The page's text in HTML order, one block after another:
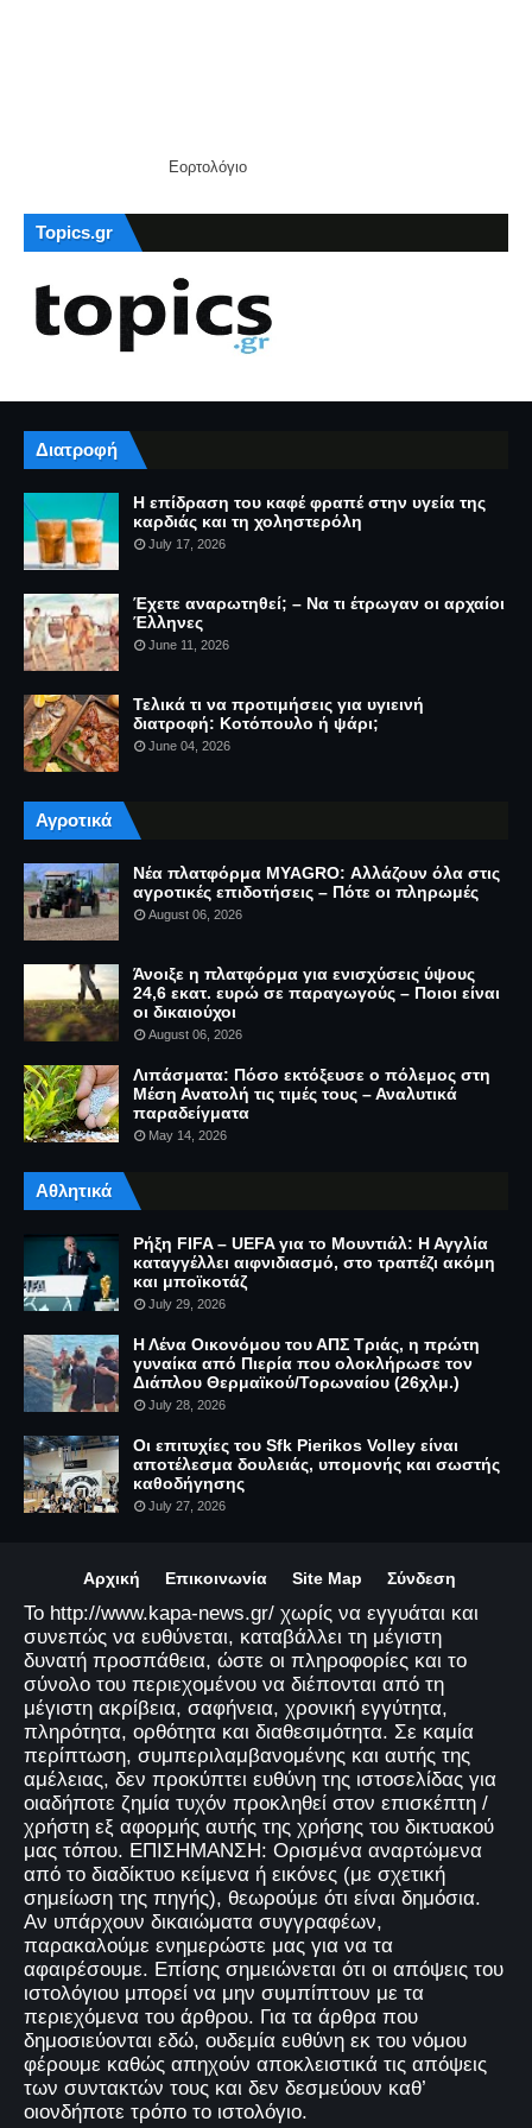
Εορτολόγιο
Topics.gr
Διατροφή
Η επίδραση του καφέ φραπέ στην υγεία της
καρδιάς και τη χοληστερόλη
July 17, 2026
Έχετε αναρωτηθεί; – Να τι έτρωγαν οι αρχαίοι
Έλληνες
June 11, 2026
Τελικά τι να προτιμήσεις για υγιεινή
διατροφή: Κοτόπουλο ή ψάρι;
June 04, 2026
Αγροτικά
Νέα πλατφόρμα MYAGRO: Αλλάζουν όλα στις
αγροτικές επιδοτήσεις – Πότε οι πληρωμές
August 06, 2026
Άνοιξε η πλατφόρμα για ενισχύσεις ύψους
24,6 εκατ. ευρώ σε παραγωγούς – Ποιοι είναι
οι δικαιούχοι
August 06, 2026
Λιπάσματα: Πόσο εκτόξευσε ο πόλεμος στη
Μέση Ανατολή τις τιμές τους – Αναλυτικά
παραδείγματα
May 14, 2026
Αθλητικά
Ρήξη FIFA – UEFA για το Μουντιάλ: Η Αγγλία
καταγγέλλει αιφνιδιασμό, στο τραπέζι ακόμη
και μποϊκοτάζ
July 29, 2026
Η Λένα Οικονόμου του ΑΠΣ Τριάς, η πρώτη
γυναίκα από Πιερία που ολοκλήρωσε τον
Διάπλου Θερμαϊκού/Τορωναίου (26χλμ.)
July 28, 2026
Οι επιτυχίες του Sfk Pierikos Volley είναι
αποτέλεσμα δουλειάς, υπομονής και σωστής
καθοδήγησης
July 27, 2026
Αρχική Επικοινωνία Site Map Σύνδεση
Το http://www.kapa-news.gr/ χωρίς να εγγυάται και
συνεπώς να ευθύνεται, καταβάλλει τη μέγιστη
δυνατή προσπάθεια, ώστε οι πληροφορίες και το
σύνολο του περιεχομένου να διέπονται από τη
μέγιστη ακρίβεια, σαφήνεια, χρονική εγγύτητα,
πληρότητα, ορθότητα και διαθεσιμότητα. Σε καμία
περίπτωση, συμπεριλαμβανομένης και αυτής της
αμέλειας, δεν προκύπτει ευθύνη της ιστοσελίδας για
οιαδήποτε ζημία τυχόν προκληθεί στον επισκέπτη /
χρήστη εξ αφορμής αυτής της χρήσης του δικτυακού
μας τόπου. ΕΠΙΣΗΜΑΝΣΗ: Ορισμένα αναρτώμενα
από το διαδίκτυο κείμενα ή εικόνες (με σχετική
σημείωση της πηγής), θεωρούμε ότι είναι δημόσια.
Αν υπάρχουν δικαιώματα συγγραφέων,
παρακαλούμε ενημερώστε μας για να τα
αφαιρέσουμε. Επίσης σημειώνεται ότι οι απόψεις του
ιστολόγιου μπορεί να μην συμπίπτουν με τα
περιεχόμενα του άρθρου. Για τα άρθρα που
δημοσιεύονται εδώ, ουδεμία ευθύνη εκ του νόμου
φέρουμε καθώς απηχούν αποκλειστικά τις απόψεις
των συντακτών τους και δεν δεσμεύουν καθ’
οιονδήποτε τρόπο το ιστολόγιο.